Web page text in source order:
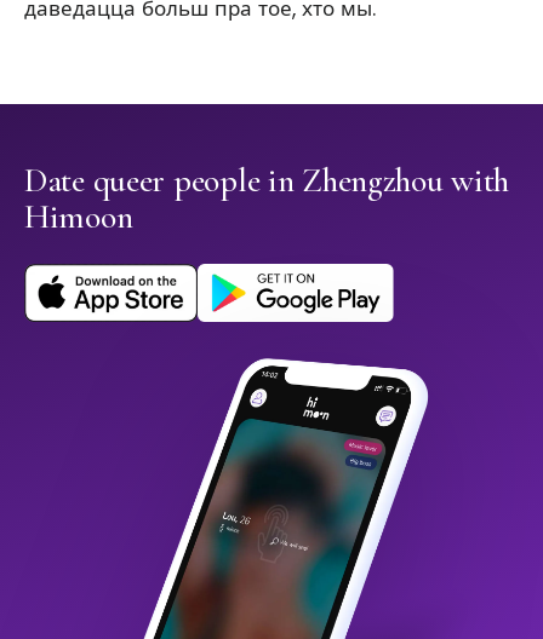
даведацца больш пра тое, хто мы.
Date queer people in Zhengzhou with
Himoon